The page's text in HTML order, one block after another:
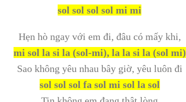
sol sol sol sol mi mi
Hẹn hò ngay với em đi, đâu có mấy khi,
mi sol la si la (sol-mi), la la si la (sol mi)
Sao không yêu nhau bây giờ, yêu luôn đi
sol sol sol fa sol mi sol la sol